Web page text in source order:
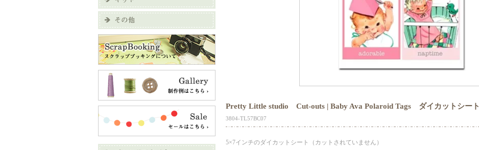
Pretty Little studio Cut-outs | Baby Ava Polaroid Tags ダイカットシート
3804-TL57BC07
5×7インチのダイカットシート（カットされていません）